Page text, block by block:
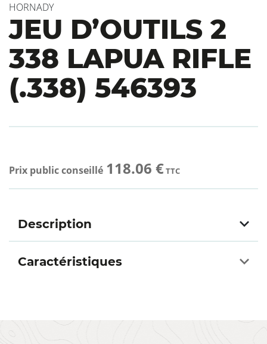
HORNADY
JEU D’OUTILS 2
338 LAPUA RIFLE
(.338) 546393
Prix public conseillé 118.06 €TTC
Description
Caractéristiques